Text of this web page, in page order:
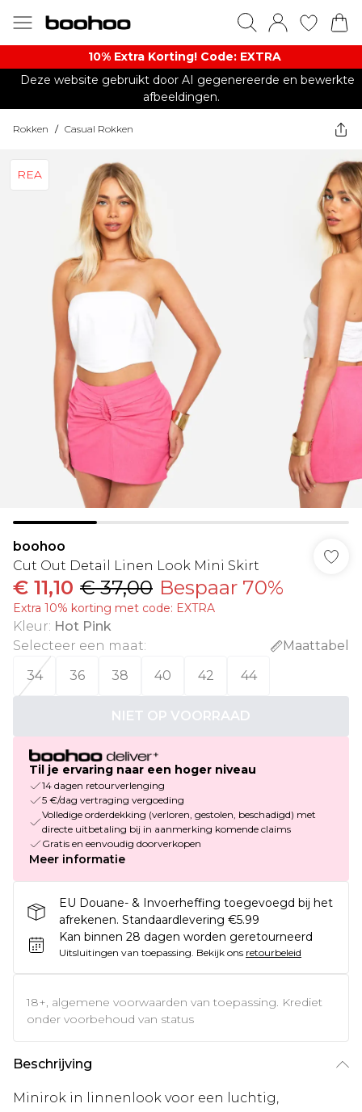
10% Extra Korting! Code: EXTRA​
Deze website gebruikt door AI gegenereerde en bewerkte
afbeeldingen.
Rokken / Casual Rokken
REA
boohoo
Cut Out Detail Linen Look Mini Skirt
€ 11,10 € 37,00 Bespaar 70%
Extra 10% korting met code: EXTRA
Kleur: Hot Pink
Selecteer een maat:
Maattabel
34
36 38 40 42 44
NIET OP VOORRAAD
Til je ervaring naar een hoger niveau
14 dagen retourverlenging
5 €/dag vertraging vergoeding
Volledige orderdekking (verloren, gestolen, beschadigd) met
directe uitbetaling bij in aanmerking komende claims
Gratis en eenvoudig doorverkopen
Meer informatie
EU Douane- & Invoerheffing toegevoegd bij het
afrekenen. Standaardlevering €5.99
Kan binnen 28 dagen worden geretourneerd
Uitsluitingen van toepassing. Bekijk ons retourbeleid
18+, algemene voorwaarden van toepassing. Krediet
onder voorbehoud van status
Beschrijving
Minirok in linnenlook voor een luchtig,